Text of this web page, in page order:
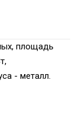
площадь
- металл.